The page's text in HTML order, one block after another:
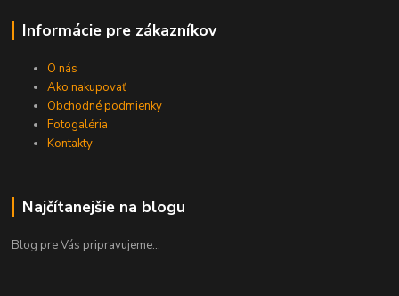
Informácie pre zákazníkov
O nás
Ako nakupovať
Obchodné podmienky
Fotogaléria
Kontakty
Najčítanejšie na blogu
Blog pre Vás pripravujeme...